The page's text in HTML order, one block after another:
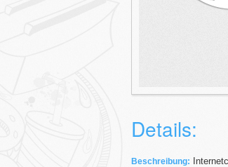
Details:
Beschreibung: